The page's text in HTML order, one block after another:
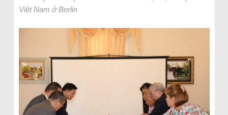
Việt Nam ở Berlin